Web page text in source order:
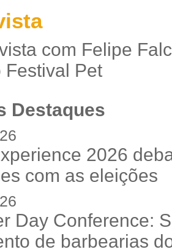
com Felipe
Festival Pet
Destaques
2026
com as eleições
Day Conference:
de barbearias